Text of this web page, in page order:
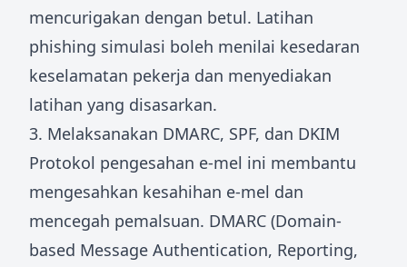
mencurigakan dengan betul. Latihan
phishing simulasi boleh menilai kesedaran
keselamatan pekerja dan menyediakan
latihan yang disasarkan.
3. Melaksanakan DMARC, SPF, dan DKIM
Protokol pengesahan e-mel ini membantu
mengesahkan kesahihan e-mel dan
mencegah pemalsuan. DMARC (Domain-
based Message Authentication, Reporting,